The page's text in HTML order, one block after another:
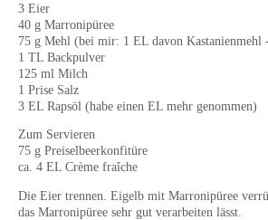
3 Eier
40 g Marronipüree
75 g Mehl (bei mir: 1 EL davon Kastanienmehl
1 TL Backpulver
125 ml Milch
1 Prise Salz
3 EL Rapsöl (habe einen EL mehr genommen)
Zum Servieren
75 g Preiselbeerkonfitüre
ca. 4 EL Crème fraîche
Die Eier trennen. Eigelb mit Marronipüree
das Marronipüree sehr gut verarbeiten lässt.